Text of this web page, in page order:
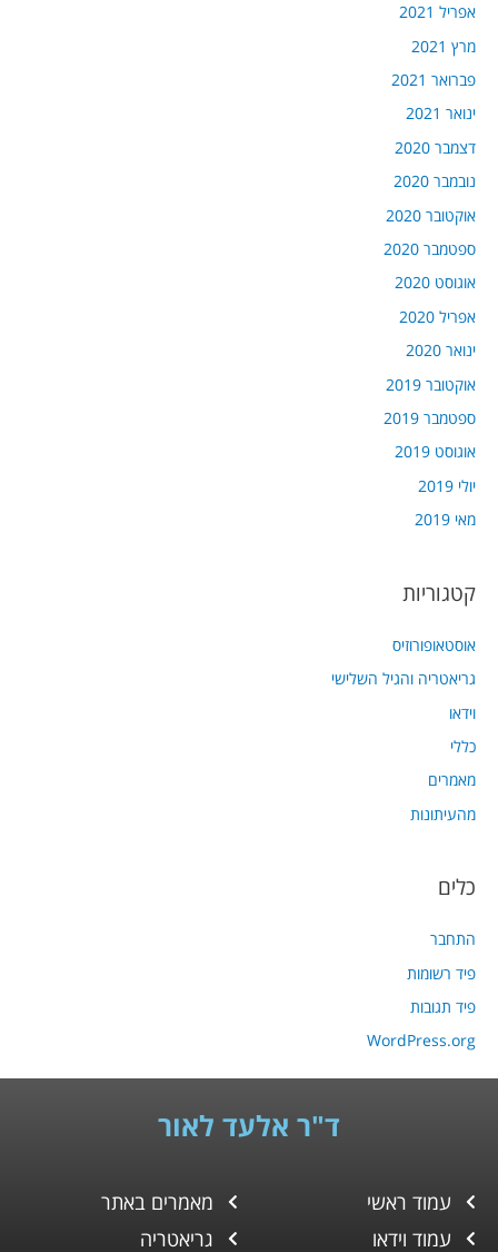
אפריל 2021
מרץ 2021
פברואר 2021
ינואר 2021
דצמבר 2020
נובמבר 2020
אוקטובר 2020
ספטמבר 2020
אוגוסט 2020
אפריל 2020
ינואר 2020
אוקטובר 2019
ספטמבר 2019
אוגוסט 2019
יולי 2019
מאי 2019
קטגוריות
אוסטאופורוזיס
גריאטריה והגיל השלישי
וידאו
כללי
מאמרים
מהעיתונות
כלים
התחבר
פיד רשומות
פיד תגובות
WordPress.org
ד"ר אלעד לאור
עמוד ראשי
עמוד וידאו
מאמרים באתר
גריאטריה